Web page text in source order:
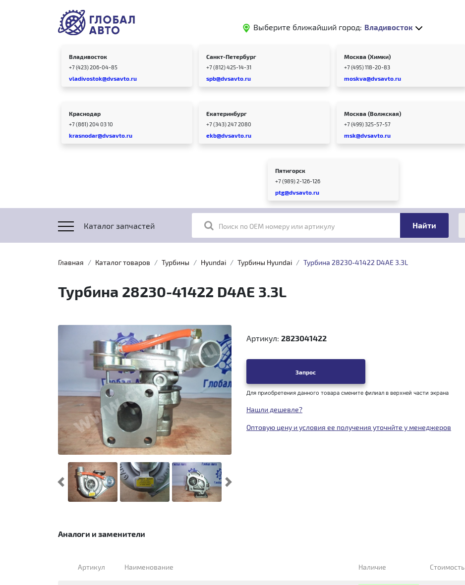
Выберите ближайший город: Владивосток
Владивосток
+7 (423) 206-04-85
vladivostok@dvsavto.ru
Санкт-Петербург
+7 (812) 425-14-31
spb@dvsavto.ru
Москва (Химки)
+7 (495) 118-20-83
moskva@dvsavto.ru
Краснодар
+7 (861) 204 03 10
krasnodar@dvsavto.ru
Екатеринбург
+7 (343) 247 2080
ekb@dvsavto.ru
Москва (Волжская)
+7 (499) 325-57-57
msk@dvsavto.ru
Пятигорск
+7 (989) 2-126-126
ptg@dvsavto.ru
Каталог запчастей Поиск по OEM номеру или артикулу
Главная Каталог товаров Турбины Hyundai Турбины Hyundai Турбина 28230-41422 D4AE 3.3L
Турбина 28230-41422 D4AE 3.3L
Предыдущий Cледующий
Артикул: 2823041422
Запрос
Для приобретения данного товара смените филиал в верхней части экрана
Нашли дешевле?
Оптовую цену и условия ее получения уточнйте у менеджеров
Аналоги и заменители
Артикул Наименование Наличие Стоимость